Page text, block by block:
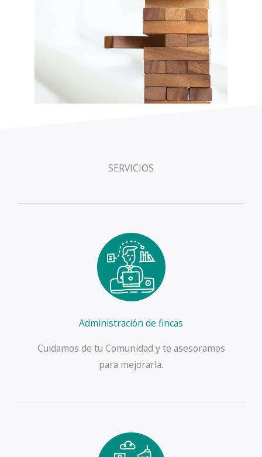
SERVICIOS
Administración de fincas
Cuidamos de tu Comunidad y te asesoramos
para mejorarla.